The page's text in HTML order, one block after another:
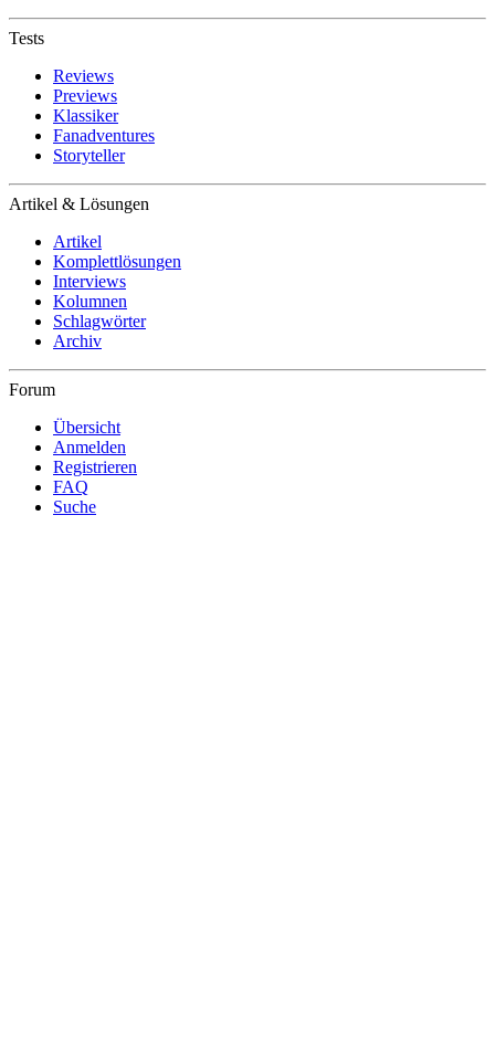
Tests
Reviews
Previews
Klassiker
Fanadventures
Storyteller
Artikel & Lösungen
Artikel
Komplettlösungen
Interviews
Kolumnen
Schlagwörter
Archiv
Forum
Übersicht
Anmelden
Registrieren
FAQ
Suche